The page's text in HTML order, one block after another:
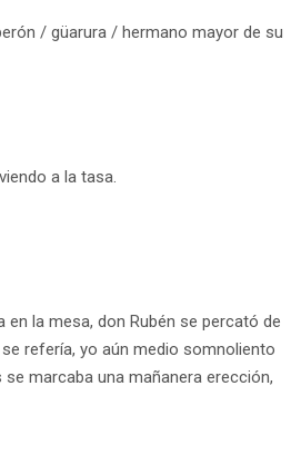
/ güarura / hermano mayor de su
a la tasa.
la mesa, don Rubén se percató de
refería, yo aún medio somnoliento
marcaba una mañanera erección,